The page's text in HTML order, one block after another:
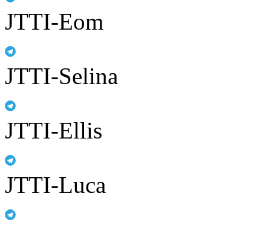
JTTI-Eom
JTTI-Selina
JTTI-Ellis
JTTI-Luca